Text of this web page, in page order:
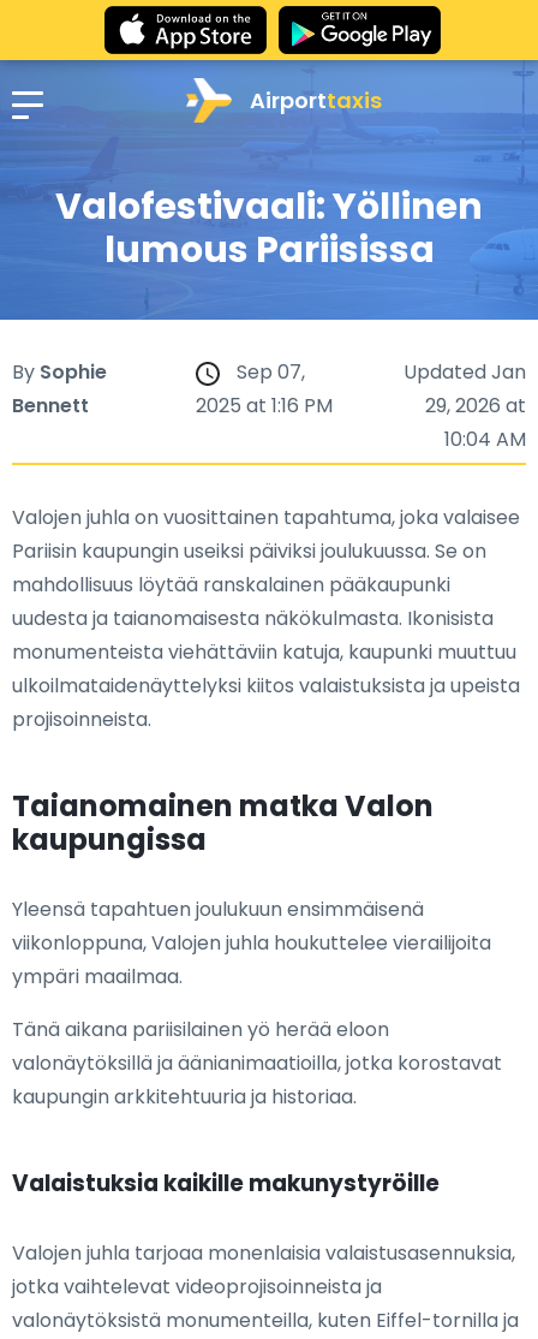
Airporttaxis
Valofestivaali: Yöllinen
lumous Pariisissa
By Sophie
Bennett
Sep 07,
2025 at 1:16 PM
Updated Jan
29, 2026 at
10:04 AM
Valojen juhla on vuosittainen tapahtuma, joka valaisee
Pariisin kaupungin useiksi päiviksi joulukuussa. Se on
mahdollisuus löytää ranskalainen pääkaupunki
uudesta ja taianomaisesta näkökulmasta. Ikonisista
monumenteista viehättäviin katuja, kaupunki muuttuu
ulkoilmataidenäyttelyksi kiitos valaistuksista ja upeista
projisoinneista.
Taianomainen matka Valon
kaupungissa
Yleensä tapahtuen joulukuun ensimmäisenä
viikonloppuna, Valojen juhla houkuttelee vierailijoita
ympäri maailmaa.
Tänä aikana pariisilainen yö herää eloon
valonäytöksillä ja äänianimaatioilla, jotka korostavat
kaupungin arkkitehtuuria ja historiaa.
Valaistuksia kaikille makunystyröille
Valojen juhla tarjoaa monenlaisia valaistusasennuksia,
jotka vaihtelevat videoprojisoinneista ja
valonäytöksistä monumenteilla, kuten Eiffel-tornilla ja